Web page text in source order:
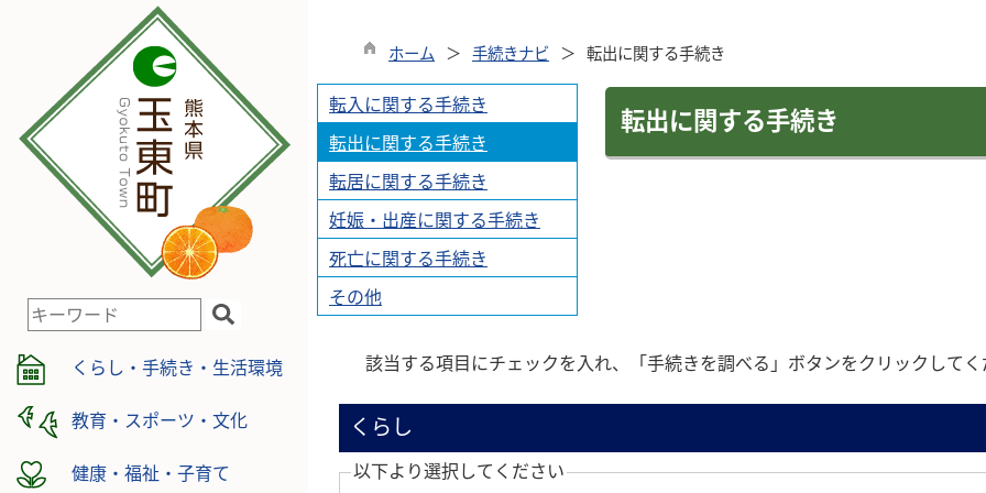
検
キ
ー
ワ
ド
くらし・手続き・生活環境
教育・スポーツ・文化
健康・福祉・子育て
ホーム 手続きナビ 転出に関する手続き
転入に関する手続き
転出に関する手続き
転居に関する手続き
妊娠・出産に関する手続き
死亡に関する手続き
その他
転出に関する手続き
該当する項目にチェックを入れ、「手続きを調べる」ボタンをクリックして
くらし
以下より選択してください